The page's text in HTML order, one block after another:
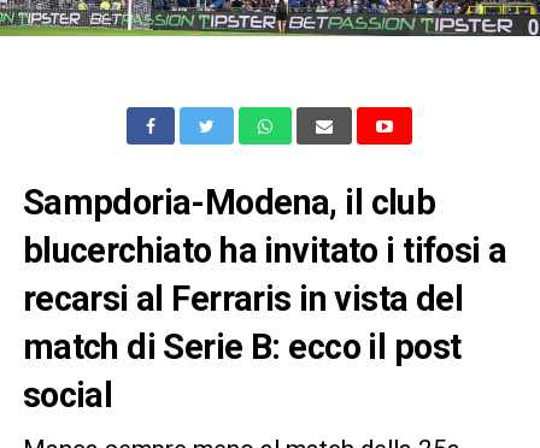
Sampdoria-Modena, il club
blucerchiato ha invitato i tifosi a
recarsi al Ferraris in vista del
match di Serie B: ecco il post
social